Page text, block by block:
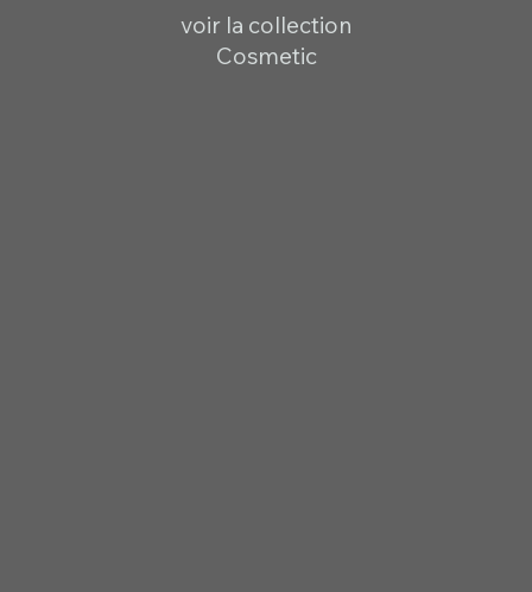
voir la collection
Cosmetic